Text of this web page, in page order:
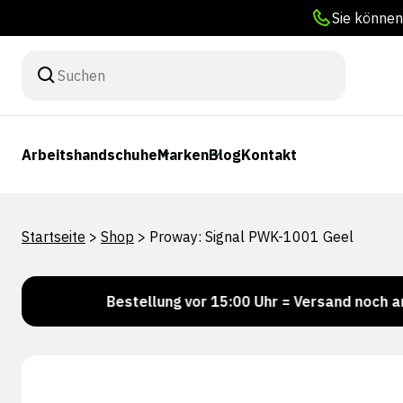
Sie
ArbeitshandschuheMarkenBlogKontakt
Startseite > Shop > Proway: Signal PWK-1001 Geel
Bestellung vor 15:00 Uhr = Versand noch am